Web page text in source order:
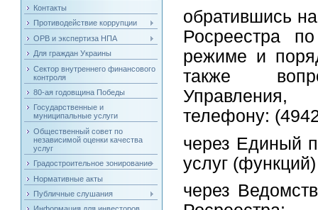
Контакты
Противодействие коррупции
ОРВ и экспертиза НПА
Для граждан Украины
Сектор внутреннего финансового
контроля
80-ая годовщина Победы
Государственные и
муниципальные услуги
Общественный совет по
независимой оценки качества
услуг
Градостроительное зонирование
Нормативные акты
Публичные слушания
обратившись
Росреестра
режиме и
также
Управления,
телефону:
через Единый
услуг
через